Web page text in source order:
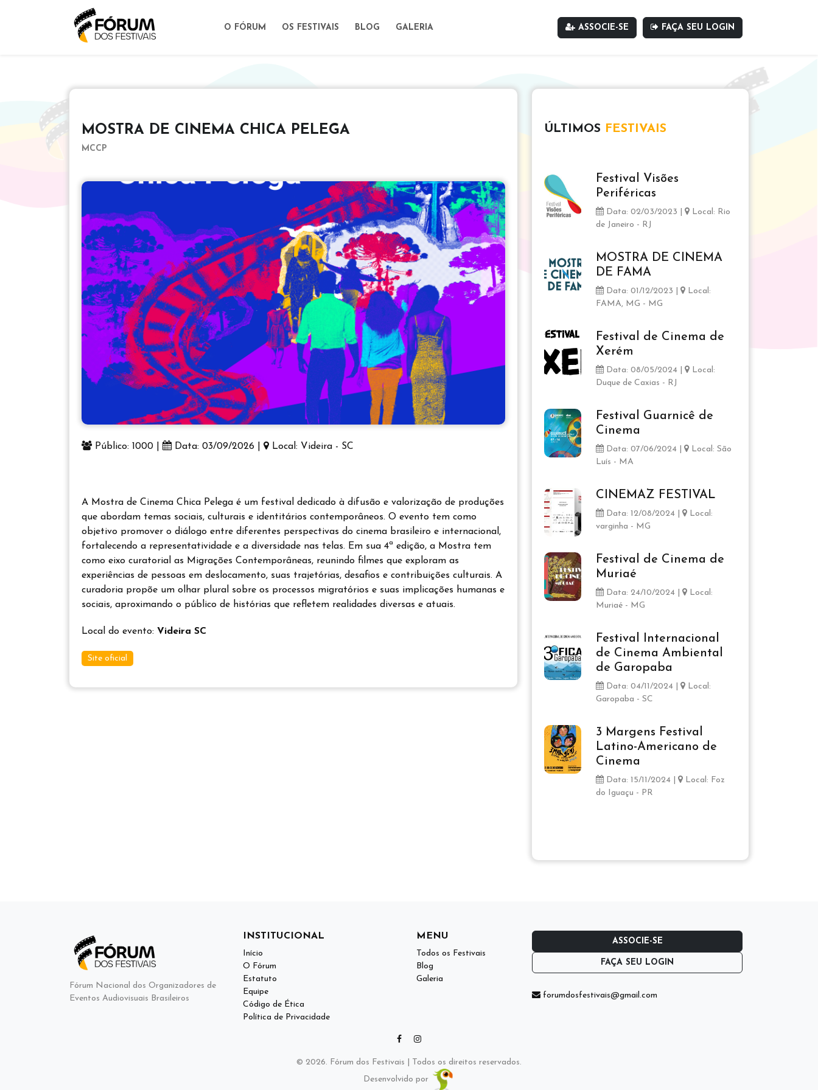
O FÓRUM OS FESTIVAIS BLOG GALERIA ASSOCIE-SE FAÇA SEU LOGIN
MOSTRA DE CINEMA CHICA PELEGA
MCCP
Público: 1000 | Data: 03/09/2026 | Local: Videira - SC
A Mostra de Cinema Chica Pelega é um festival dedicado à difusão e valorização de produções
que abordam temas sociais, culturais e identitários contemporâneos. O evento tem como
objetivo promover o diálogo entre diferentes perspectivas do cinema brasileiro e internacional,
fortalecendo a representatividade e a diversidade nas telas. Em sua 4ª edição, a Mostra tem
como eixo curatorial as Migrações Contemporâneas, reunindo filmes que exploram as
experiências de pessoas em deslocamento, suas trajetórias, desafios e contribuições culturais. A
curadoria propõe um olhar plural sobre os processos migratórios e suas implicações humanas e
sociais, aproximando o público de histórias que refletem realidades diversas e atuais.
Local do evento: Videira SC
Site oficial
ÚLTIMOS FESTIVAIS
Festival Visões
Periféricas
Data: 02/03/2023 |
Local: Rio
de Janeiro - RJ
MOSTRA DE CINEMA
DE FAMA
Data: 01/12/2023 |
Local:
FAMA, MG - MG
Festival de Cinema de
Xerém
Data: 08/05/2024 |
Local:
Duque de Caxias - RJ
Festival Guarnicê de
Cinema
Data: 07/06/2024 |
Local: São
Luís - MA
CINEMAZ FESTIVAL
Data: 12/08/2024 |
Local:
varginha - MG
Festival de Cinema de
Muriaé
Data: 24/10/2024 |
Local:
Muriaé - MG
Festival Internacional
de Cinema Ambiental
de Garopaba
Data: 04/11/2024 |
Local:
Garopaba - SC
3 Margens Festival
Latino-Americano de
Cinema
Data: 15/11/2024 |
Local: Foz
do Iguaçu - PR
Fórum Nacional dos Organizadores de
Eventos Audiovisuais Brasileiros
INSTITUCIONAL
Início
O Fórum
Estatuto
Equipe
Código de Ética
Política de Privacidade
MENU
Todos os Festivais
Blog
Galeria
ASSOCIE-SE
FAÇA SEU LOGIN
forumdosfestivais@gmail.com
© 2026. Fórum dos Festivais | Todos os direitos reservados.
Desenvolvido por